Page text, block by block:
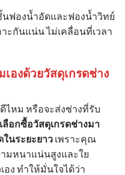
นฟองน้ำอัดและฟองน้ำวิทย์
ะกันแน่น ไม่เคลื่อนที่เวลา
องด้วยวัสดุเกรดช่าง
ไหม หรือจะส่งช่างที่รับ
ลือกซื้อวัสดุเกรดช่างมา
นระยะยาว เพราะคุณ
มหนาแน่นสูงและใย
อง ทำให้มั่นใจได้ว่า